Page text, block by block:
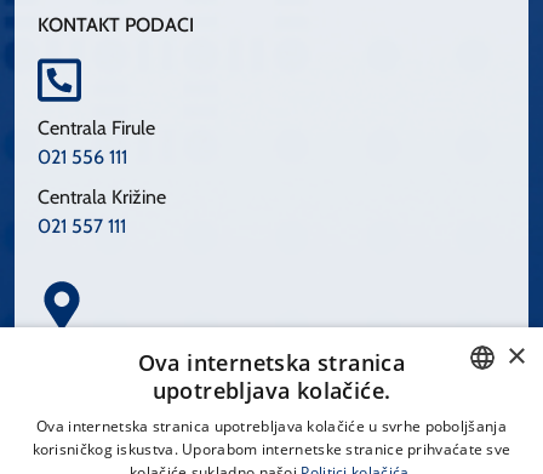
KONTAKT PODACI
Centrala Firule
021 556 111
Centrala Križine
021 557 111
Spinčićeva 1, 21000 Split
CROATIAN
×
Ova internetska stranica
upotrebljava kolačiće.
Ova internetska stranica upotrebljava kolačiće u svrhe poboljšanja
korisničkog iskustva. Uporabom internetske stranice prihvaćate sve